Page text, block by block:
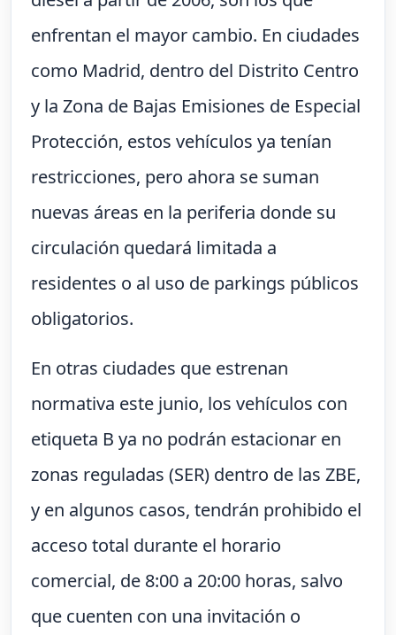
enfrentan el mayor cambio. En ciudades
como Madrid, dentro del Distrito Centro
y la Zona de Bajas Emisiones de Especial
Protección, estos vehículos ya tenían
restricciones, pero ahora se suman
nuevas áreas en la periferia donde su
circulación quedará limitada a
residentes o al uso de parkings públicos
obligatorios.
En otras ciudades que estrenan
normativa este junio, los vehículos con
etiqueta B ya no podrán estacionar en
zonas reguladas (SER) dentro de las ZBE,
y en algunos casos, tendrán prohibido el
acceso total durante el horario
comercial, de 8:00 a 20:00 horas, salvo
que cuenten con una invitación o